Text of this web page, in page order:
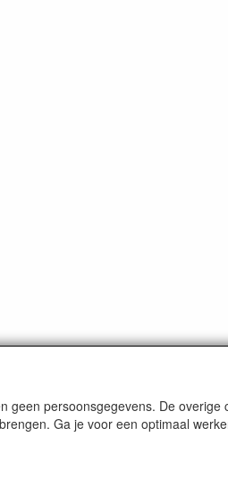
geen persoonsgegevens. De overige
Ga je voor een optimaal